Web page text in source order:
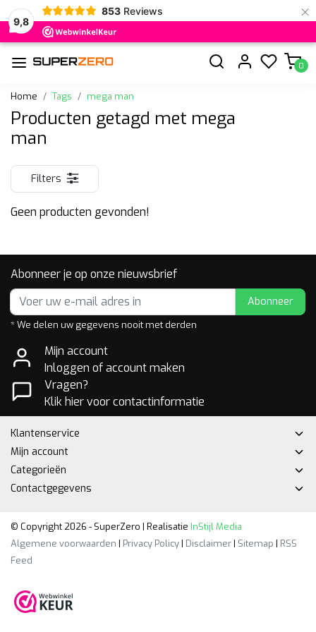
9,8
853 Reviews ×
0
Home Tags mega man
Producten getagd met mega
man
Filters
Geen producten gevonden!
Abonneer je op onze nieuwsbrief
Abonneer
* We delen uw gegevens nooit met derden
Mijn account
Inloggen of account maken
Vragen?
Klik hier voor contactinformatie
Klantenservice
Mijn account
Categorieën
Contactgegevens
© Copyright 2026 - SuperZero | Realisatie InStijl Media
Algemene voorwaarden | Privacy Policy| Disclaimer| Sitemap | RSS
Feed